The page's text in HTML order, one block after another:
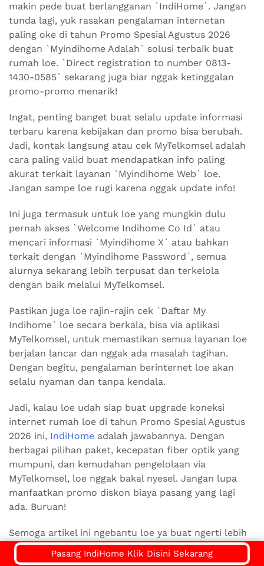
makin pede buat berlangganan `IndiHome`. Jangan
tunda lagi, yuk rasakan pengalaman internetan
paling oke di tahun Promo Spesial Agustus 2026
dengan `Myindihome Adalah` solusi terbaik buat
rumah loe. `Direct registration to number 0813-
1430-0585` sekarang juga biar nggak ketinggalan
promo-promo menarik!
Ingat, penting banget buat selalu update informasi
terbaru karena kebijakan dan promo bisa berubah.
Jadi, kontak langsung atau cek MyTelkomsel adalah
cara paling valid buat mendapatkan info paling
akurat terkait layanan `Myindihome Web` loe.
Jangan sampe loe rugi karena nggak update info!
Ini juga termasuk untuk loe yang mungkin dulu
pernah akses `Welcome Indihome Co Id` atau
mencari informasi `Myindihome X` atau bahkan
terkait dengan `Myindihome Password`, semua
alurnya sekarang lebih terpusat dan terkelola
dengan baik melalui MyTelkomsel.
Pastikan juga loe rajin-rajin cek `Daftar My
Indihome` loe secara berkala, bisa via aplikasi
MyTelkomsel, untuk memastikan semua layanan loe
berjalan lancar dan nggak ada masalah tagihan.
Dengan begitu, pengalaman berinternet loe akan
selalu nyaman dan tanpa kendala.
Jadi, kalau loe udah siap buat upgrade koneksi
internet rumah loe di tahun Promo Spesial Agustus
2026 ini, IndiHome adalah jawabannya. Dengan
berbagai pilihan paket, kecepatan fiber optik yang
mumpuni, dan kemudahan pengelolaan via
MyTelkomsel, loe nggak bakal nyesel. Jangan lupa
manfaatkan promo diskon biaya pasang yang lagi
ada. Buruan!
Semoga artikel ini ngebantu loe ya buat ngerti lebih
dalam soal `MyIndiHome Id` dan semua seluk-
beluknya di tahun Promo Spesial Agustus 2026 ini.
Pasang IndiHome Klik Disini Sekarang